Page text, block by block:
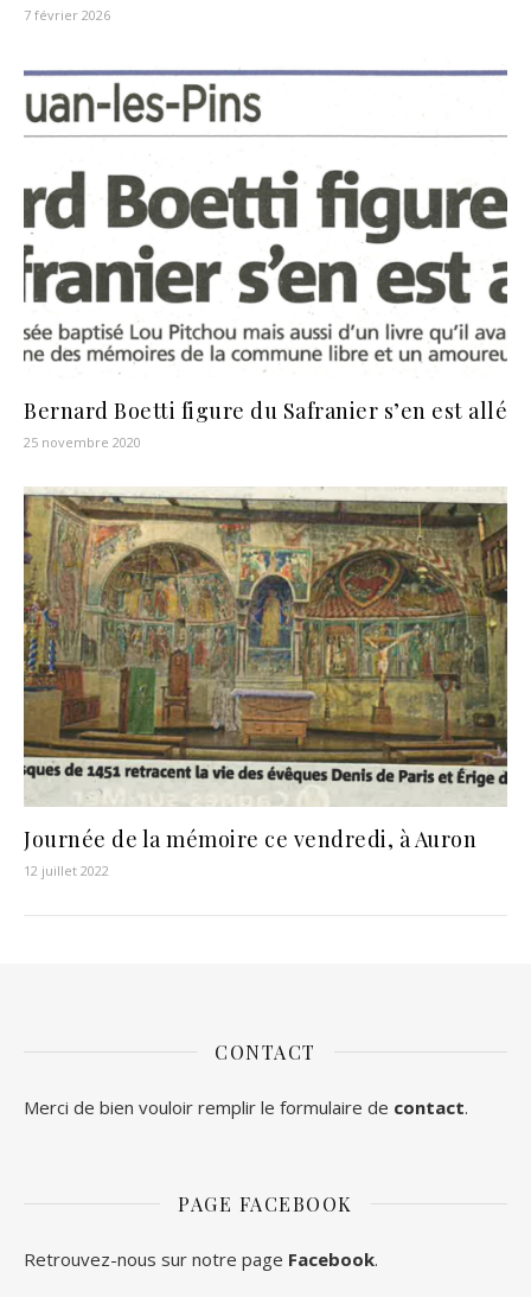
7 février 2026
Bernard Boetti figure du Safranier s’en est allé
25 novembre 2020
Journée de la mémoire ce vendredi, à Auron
12 juillet 2022
CONTACT
Merci de bien vouloir remplir le formulaire de contact.
PAGE FACEBOOK
Retrouvez-nous sur notre page Facebook.